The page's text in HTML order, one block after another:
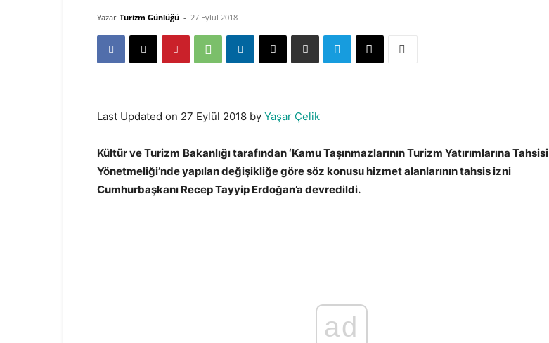
Yazar Turizm Günlüğü - 27 Eylül 2018
Last Updated on 27 Eylül 2018 by Yaşar Çelik
Kültür ve Turizm Bakanlığı tarafından ‘Kamu Taşınmazlarının Turizm Yatırımlarına Tahsisi
Yönetmeliği’nde yapılan değişikliğe göre söz konusu hizmet alanlarının tahsis izni
Cumhurbaşkanı Recep Tayyip Erdoğan’a devredildi.
ad